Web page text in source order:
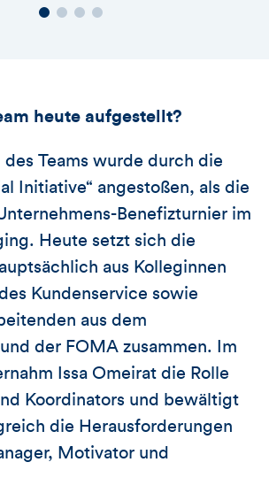
heute aufgestellt?
des Teams wurde durch die
Initiative“ angestoßen, als die
Benefizturnier im
Heute setzt sich die
aus Kolleginnen
Kundenservice sowie
aus dem
der FOMA zusammen. Im
Issa Omeirat die Rolle
Koordinators und bewältigt
die Herausforderungen
Motivator und